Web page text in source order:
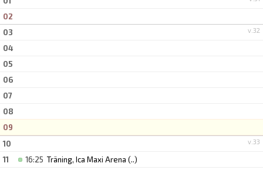
02
v.32
03
04
05
06
07
08
09
v.33
10
11
16:25 Träning, Ica Maxi Arena (..)